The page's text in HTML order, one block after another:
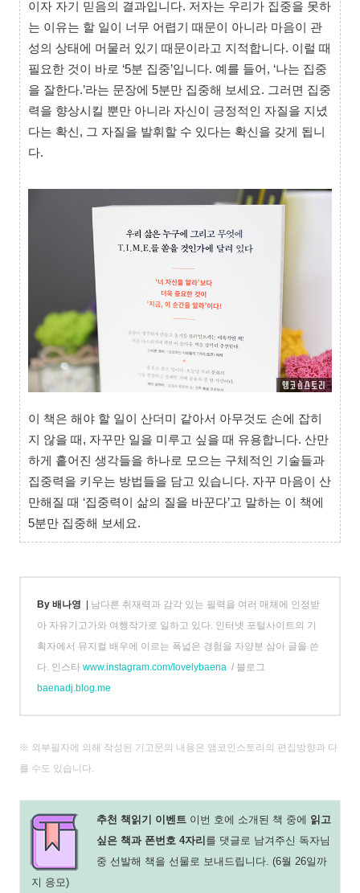
이자 자기 믿음의 결과입니다. 저자는 우리가 집중을 못하
는 이유는 할 일이 너무 어렵기 때문이 아니라 마음이 관
성의 상태에 머물러 있기 때문이라고 지적합니다. 이럴 때
필요한 것이 바로 ‘5분 집중’입니다. 예를 들어, ‘나는 집중
을 잘한다.’라는 문장에 5분만 집중해 보세요. 그러면 집중
력을 향상시킬 뿐만 아니라 자신이 긍정적인 자질을 지녔
다는 확신, 그 자질을 발휘할 수 있다는 확신을 갖게 됩니
다.
이 책은 해야 할 일이 산더미 같아서 아무것도 손에 잡히
지 않을 때, 자꾸만 일을 미루고 싶을 때 유용합니다. 산만
하게 흩어진 생각들을 하나로 모으는 구체적인 기술들과
집중력을 키우는 방법들을 담고 있습니다. 자꾸 마음이 산
만해질 때 ‘집중력이 삶의 질을 바꾼다’고 말하는 이 책에
5분만 집중해 보세요.
By 배나영 | 남다른 취재력과 감각 있는 필력을 여러 매체에 인정받
아 자유기고가와 여행작가로 일하고 있다. 인터넷 포털사이트의 기
획자에서 뮤지컬 배우에 이르는 폭넓은 경험을 자양분 삼아 글을 쓴
다. 인스타 www.instagram.com/lovelybaena / 블로그
baenadj.blog.me
※ 외부필자에 의해 작성된 기고문의 내용은 앰코인스토리의 편집방향과 다
를 수도 있습니다.
추천 책읽기 이벤트 이번 호에 소개된 책 중에 읽고
싶은 책과 폰번호 4자리 를 댓글로 남겨주신 독자님
중 선발해 책을 선물로 보내드립니다. (6월 26일까
지 응모)